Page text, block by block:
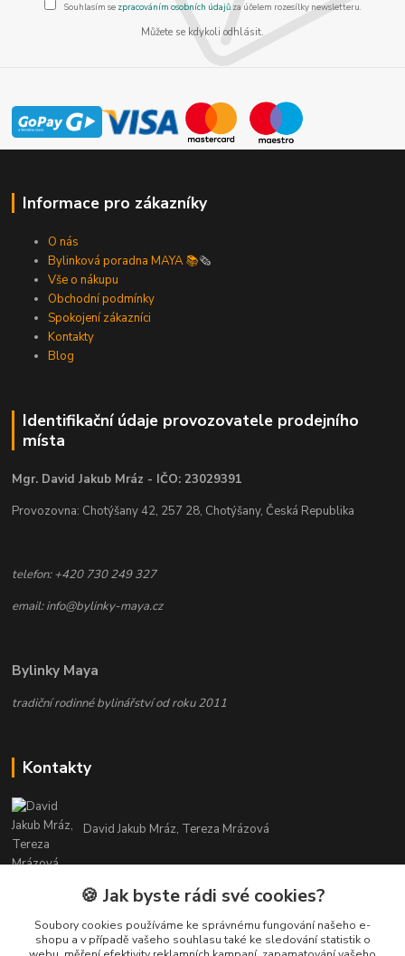
Souhlasím se zpracováním osobních údajůza účelem rozesílky newsletteru.
Můžete se kdykoli odhlásit.
Informace pro zákazníky
O nás
Bylinková poradna MAYA 📚🗞️
Vše o nákupu
Obchodní podmínky
Spokojení zákazníci
Kontakty
Blog
Identifikační údaje provozovatele prodejního
místa
Mgr. David Jakub Mráz - IČO: 23029391
Provozovna: Chotýšany 42, 257 28, Chotýšany, Česká Republika
telefon: +420 730 249 327
email: info@bylinky-maya.cz
Bylinky Maya
tradiční rodinné bylinářství od roku 2011
Kontakty
David Jakub Mráz, Tereza Mrázová
info@bylinky-maya.cz
🍪 Jak byste rádi své cookies?
Soubory cookies používáme ke správnému fungování našeho e-
shopu a v případě vašeho souhlasu také ke sledování statistik o